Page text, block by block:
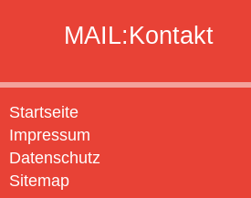
MAIL:Kontakt
Startseite
Impressum
Datenschutz
Sitemap